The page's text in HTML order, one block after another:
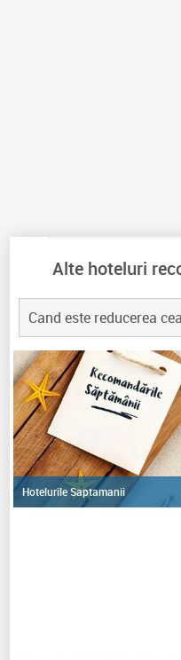
Alte hoteluri
Cand este reducerea
Hotelurile Saptamanii